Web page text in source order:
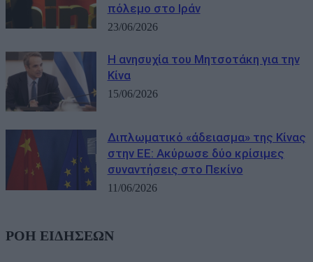
πόλεμο στο Ιράν
23/06/2026
Η ανησυχία του Μητσοτάκη για την
Κίνα
15/06/2026
Διπλωματικό «άδειασμα» της Κίνας
στην ΕΕ: Ακύρωσε δύο κρίσιμες
συναντήσεις στο Πεκίνο
11/06/2026
ΡΟΗ ΕΙΔΗΣΕΩΝ